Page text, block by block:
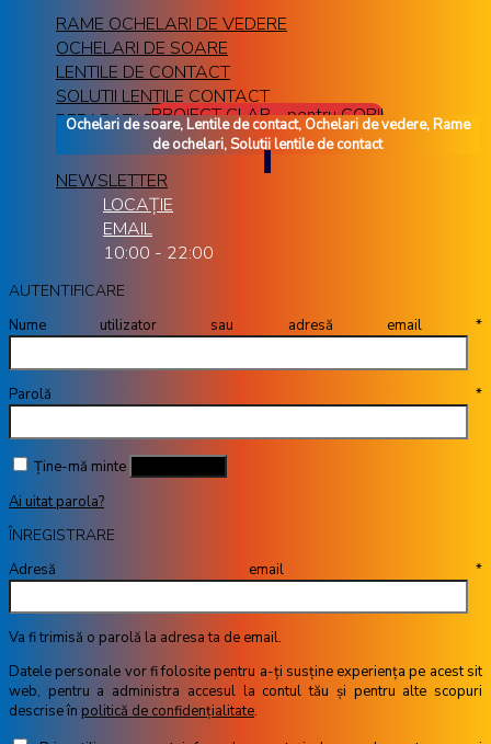
RAME OCHELARI DE VEDERE
OCHELARI DE SOARE
LENTILE DE CONTACT
SOLUTII LENTILE CONTACT
REPARATII RAME OCHELARI
PROIECT CLAR - pentru COPII
Ochelari de soare, Lentile de contact, Ochelari de vedere, Rame
de ochelari, Solutii lentile de contact
NEWSLETTER
LOCAȚIE
EMAIL
10:00 - 22:00
AUTENTIFICARE
Nume utilizator sau adresă email *
Parolă *
Ține-mă minte
Ai uitat parola?
ÎNREGISTRARE
Adresă email *
Va fi trimisă o parolă la adresa ta de email.
Datele personale vor fi folosite pentru a-ți susține experiența pe acest sit
web, pentru a administra accesul la contul tău și pentru alte scopuri
descrise în politică de confidențialitate.